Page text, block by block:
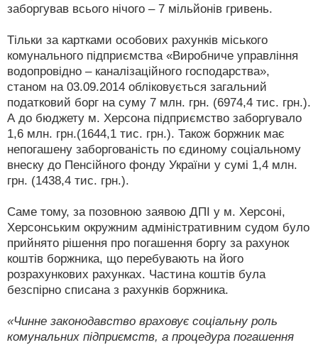
заборгував всього нічого – 7 мільйонів гривень.
Тільки за картками особових рахунків міського
комунального підприємства «Виробниче управління
водопровідно – каналізаційного господарства»,
станом на 03.09.2014 обліковується загальний
податковий борг на суму 7 млн. грн. (6974,4 тис. грн.).
А до бюджету м. Херсона підприємство заборгувало
1,6 млн. грн.(1644,1 тис. грн.). Також боржник має
непогашену заборгованість по єдиному соціальному
внеску до Пенсійного фонду України у сумі 1,4 млн.
грн. (1438,4 тис. грн.).
Саме тому, за позовною заявою ДПІ у м. Херсоні,
Херсонським окружним адміністративним судом було
прийнято рішення про погашення боргу за рахунок
коштів боржника, що перебувають на його
розрахункових рахунках. Частина коштів була
безспірно списана з рахунків боржника.
«Чинне законодавство враховує соціальну роль
комунальних підприємств, а процедура погашення